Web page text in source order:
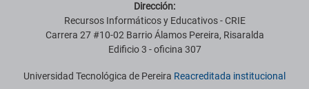
Dirección:
Recursos Informáticos y Educativos - CRIE
Carrera 27 #10-02 Barrio Álamos Pereira, Risaralda
Edificio 3 - oficina 307
Universidad Tecnológica de Pereira Reacreditada institucional